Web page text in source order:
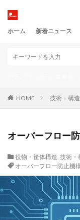
ホーム 新着ニュース
HOME 技術・構
オーバーフロー
役物・筐体構造, 技術・
オーバーフロー防止機